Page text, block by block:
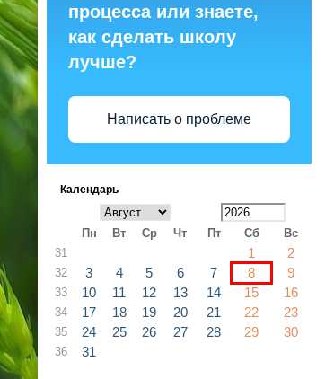
процесса или знаете,
как сделать школу
лучше?
Написать о проблеме
Календарь
Пн Вт Ср Чт Пт Сб
Вс
31
1 2
32 3 4 5 6 7 8 9
33 10 11 12 13 14 15 16
34 17 18 19 20 21 22 23
35 24 25 26 27 28 29 30
36 31